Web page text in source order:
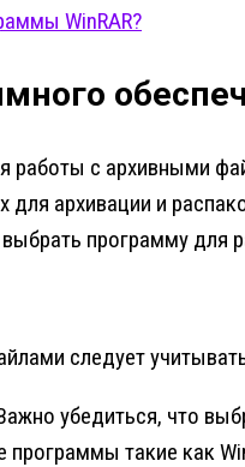
WinRAR?
с архивными
архивации и
программу для
следует
убедиться, что
такие как